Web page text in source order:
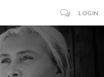
LOGIN